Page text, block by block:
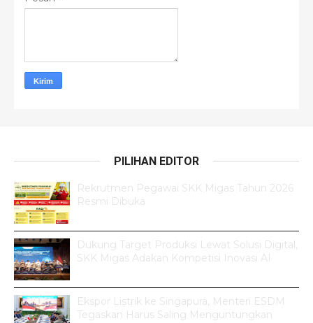
PILIHAN EDITOR
Rekrutmen Pegawai SKK Migas Tahun 2026
Resmi Dibuka
Dukung Target Produksi Lewat Solusi Digital,
SKK Migas Adakan Kompetisi Inovasi AI
Ekspor Listrik ke Singapura, Menteri ESDM
Tegaskan Harus Saling Menguntungkan